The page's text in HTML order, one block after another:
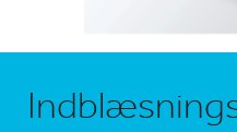
Søg efter